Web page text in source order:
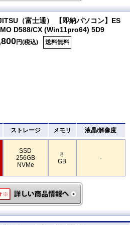
（富士通） 【即納パソコン】ES
D588/CX (Win11pro64) 5D9
円(税込) 送料無料
ストレージ メモリ 液晶/解像度
SSD
256GB
NVMe
8
GB
-